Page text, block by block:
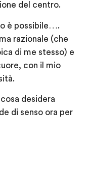
del centro.
è possibile….
razionale (che
di me stesso) e
con il mio
desidera
di senso ora per